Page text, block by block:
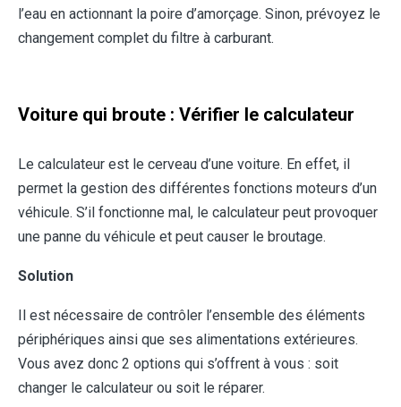
l’eau en actionnant la poire d’amorçage. Sinon, prévoyez le
changement complet du filtre à carburant.
Voiture qui broute : Vérifier le calculateur
Le calculateur est le cerveau d’une voiture. En effet, il
permet la gestion des différentes fonctions moteurs d’un
véhicule. S’il fonctionne mal, le calculateur peut provoquer
une panne du véhicule et peut causer le broutage.
Solution
Il est nécessaire de contrôler l’ensemble des éléments
périphériques ainsi que ses alimentations extérieures.
Vous avez donc 2 options qui s’offrent à vous : soit
changer le calculateur ou soit le réparer.